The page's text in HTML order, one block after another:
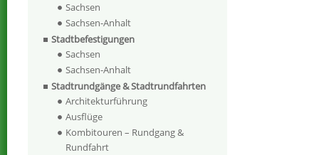
Sachsen
Sachsen-Anhalt
Stadtbefestigungen
Sachsen
Sachsen-Anhalt
Stadtrundgänge & Stadtrundfahrten
Architekturführung
Ausflüge
Kombitouren – Rundgang &
Rundfahrt